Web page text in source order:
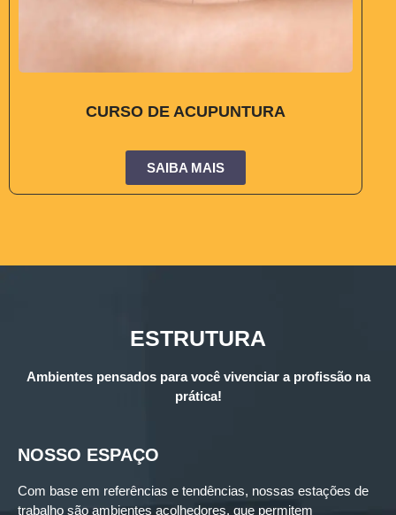
CURSO DE ACUPUNTURA
SAIBA MAIS
ESTRUTURA
Ambientes pensados para você vivenciar a profissão na
prática!
NOSSO ESPAÇO
Com base em referências e tendências, nossas estações de
trabalho são ambientes acolhedores, que permitem